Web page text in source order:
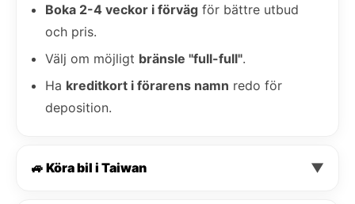
Boka 2-4 veckor i förväg för bättre utbud
och pris.
Välj om möjligt bränsle "full-full".
Ha kreditkort i förarens namn redo för
deposition.
🚙 Köra bil i Taiwan ▼